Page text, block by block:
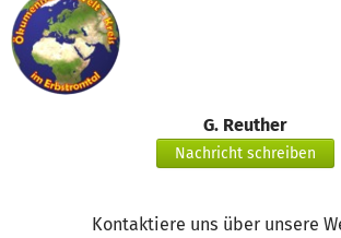
G. Reuther
Nachricht schreiben
Kontaktiere uns über unsere